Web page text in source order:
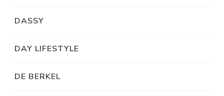
DASSY
DAY LIFESTYLE
DE BERKEL